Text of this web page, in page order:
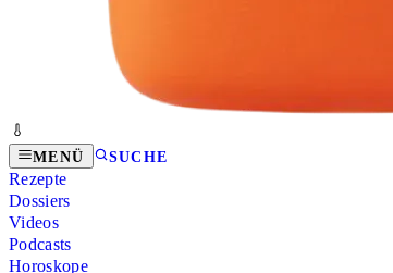
MENÜ SUCHE
Rezepte
Dossiers
Videos
Podcasts
Horoskope